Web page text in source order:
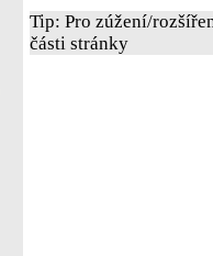
Tip: Pro zúžení/
části stránky